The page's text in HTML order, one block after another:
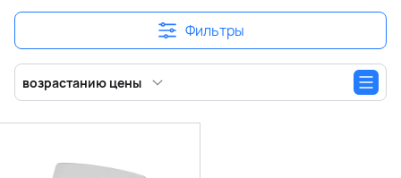
Фильтры
возрастанию цены